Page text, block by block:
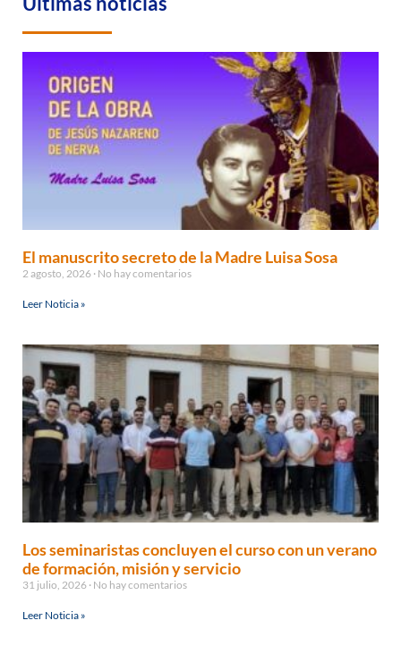
El manuscrito secreto de la Madre Luisa Sosa
2 agosto, 2026 No hay comentarios
Leer Noticia »
Los seminaristas concluyen el curso con un verano
de formación, misión y servicio
31 julio, 2026 No hay comentarios
Leer Noticia »